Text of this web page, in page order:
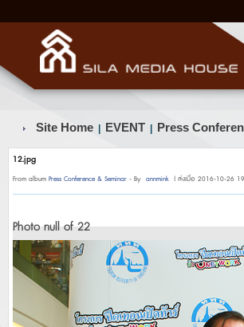
Site Home EVENT Press
12.jpg
From album Press Conference & Seminar - By annmink | ส่งเมื่อ 2016-10-26
Photo null of 22